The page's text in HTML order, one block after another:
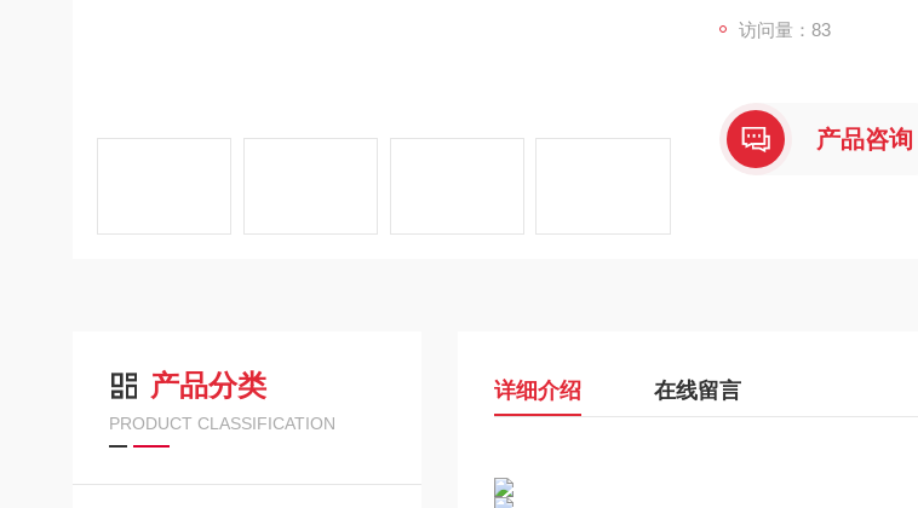
访问量：83
产品咨询
产品分类
PRODUCT CLASSIFICATION
详细介绍 在线留言